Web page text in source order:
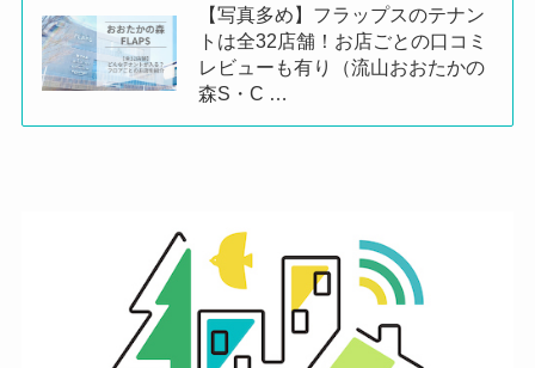
【写真多め】フラップスのテナン
トは全32店舗！お店ごとの口コミ
レビューも有り（流山おおたかの
森S・C …